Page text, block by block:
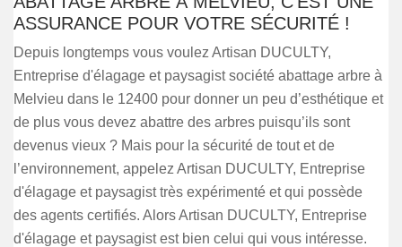
ASSURANCE POUR VOTRE SÉCURITÉ !
Depuis longtemps vous voulez Artisan DUCULTY,
Entreprise d'élagage et paysagist société abattage arbre à
Melvieu dans le 12400 pour donner un peu d’esthétique et
de plus vous devez abattre des arbres puisqu’ils sont
devenus vieux ? Mais pour la sécurité de tout et de
l’environnement, appelez Artisan DUCULTY, Entreprise
d'élagage et paysagist très expérimenté et qui possède
des agents certifiés. Alors Artisan DUCULTY, Entreprise
d'élagage et paysagist est bien celui qui vous intéresse.